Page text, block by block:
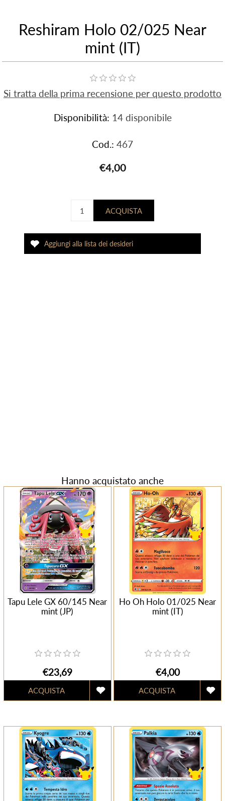
Reshiram Holo 02/025 Near
mint (IT)
Si tratta della prima recensione per questo prodotto
Disponibilità: 14 disponibile
Cod.: 467
€4,00
Hanno acquistato anche
Tapu Lele GX 60/145 Near
mint (JP)
€23,69
Ho Oh Holo 01/025 Near
mint (IT)
€4,00